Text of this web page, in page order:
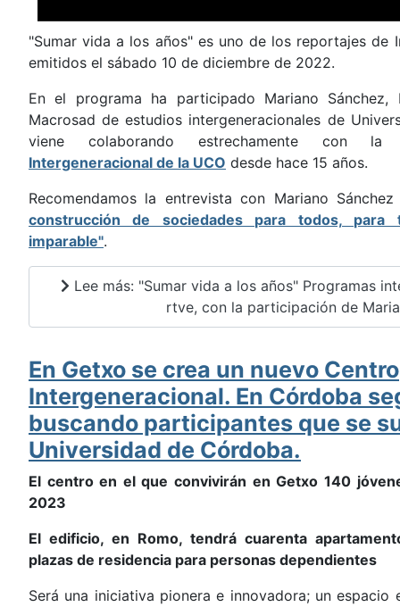
"Sumar vida a los años" es uno de los reportajes de
emitidos el sábado 10 de diciembre de 2022.
En el programa ha participado Mariano
Macrosad de estudios intergeneracionales de
viene colaborando estrechamente con
Intergeneracional de la UCO desde hace 15 años.
Recomendamos la entrevista con Mariano
construcción de sociedades para todos, para
imparable".
Lee más: "Sumar vida a los años" Programas
rtve, con la participación de
En Getxo se crea un nuevo Centro
Intergeneracional. En Córdoba
buscando participantes que se
Universidad de Córdoba.
El centro en el que convivirán en Getxo 140
2023
El edificio, en Romo, tendrá cuarenta
plazas de residencia para personas dependientes
Será una iniciativa pionera e innovadora; un espacio